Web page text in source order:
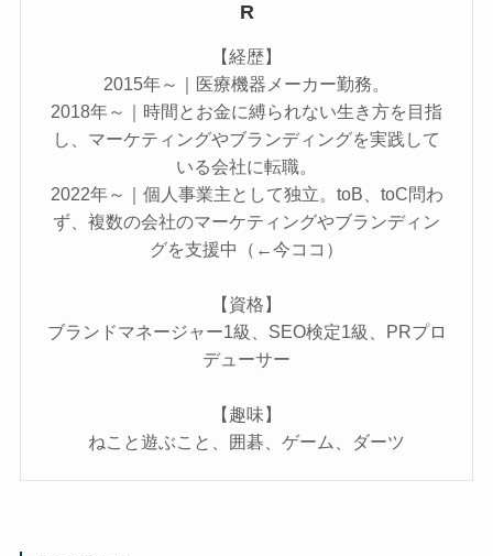
R
【経歴】
2015年～｜医療機器メーカー勤務。
2018年～｜時間とお金に縛られない生き方を目指
し、マーケティングやブランディングを実践して
いる会社に転職。
2022年～｜個人事業主として独立。toB、toC問わ
ず、複数の会社のマーケティングやブランディン
グを支援中（←今ココ）
【資格】
ブランドマネージャー1級、SEO検定1級、PRプロ
デューサー
【趣味】
ねこと遊ぶこと、囲碁、ゲーム、ダーツ